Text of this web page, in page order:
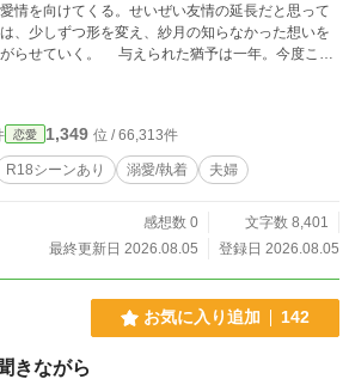
情を向けてくる。せいぜい友情の延長だと思って
、少しずつ形を変え、紗月の知らなかった想いを
らせていく。 与えられた猶予は一年。今度こ
意志で生き残る道を勝ち取る為、紗月は力強い協
来を書き換える一歩を踏み出した。 ○幼馴染と
系恋愛小説です。本作も執愛属性持ちっ子がお相
一部R18シーンがありますので苦手な方はご注意
恋愛 1,349 位 / 66,313件
R18シーンあり 溺愛/執着 夫婦
感想数 0
文字数 8,401
最終更新日 2026.08.05
登録日 2026.08.05
お気に入り追加 142
きながら